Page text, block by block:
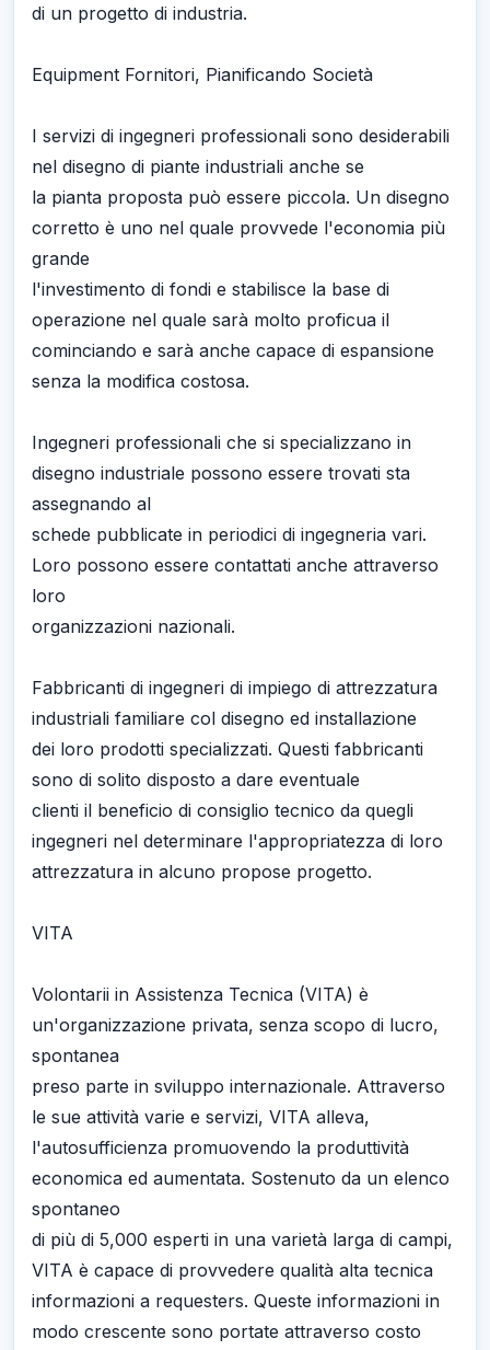
di un progetto di industria.
Equipment Fornitori, Pianificando Società
I servizi di ingegneri professionali sono desiderabili
nel disegno di piante industriali anche se
la pianta proposta può essere piccola. Un disegno
corretto è uno nel quale provvede l'economia più
grande
l'investimento di fondi e stabilisce la base di
operazione nel quale sarà molto proficua il
cominciando e sarà anche capace di espansione
senza la modifica costosa.
Ingegneri professionali che si specializzano in
disegno industriale possono essere trovati sta
assegnando al
schede pubblicate in periodici di ingegneria vari.
Loro possono essere contattati anche attraverso
loro
organizzazioni nazionali.
Fabbricanti di ingegneri di impiego di attrezzatura
industriali familiare col disegno ed installazione
dei loro prodotti specializzati. Questi fabbricanti
sono di solito disposto a dare eventuale
clienti il beneficio di consiglio tecnico da quegli
ingegneri nel determinare l'appropriatezza di loro
attrezzatura in alcuno propose progetto.
VITA
Volontarii in Assistenza Tecnica (VITA) è
un'organizzazione privata, senza scopo di lucro,
spontanea
preso parte in sviluppo internazionale. Attraverso
le sue attività varie e servizi, VITA alleva,
l'autosufficienza promuovendo la produttività
economica ed aumentata. Sostenuto da un elenco
spontaneo
di più di 5,000 esperti in una varietà larga di campi,
VITA è capace di provvedere qualità alta tecnica
informazioni a requesters. Queste informazioni in
modo crescente sono portate attraverso costo